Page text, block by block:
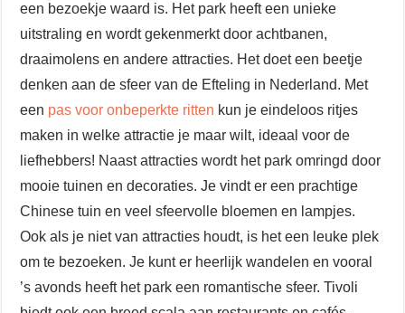
een bezoekje waard is. Het park heeft een unieke
uitstraling en wordt gekenmerkt door achtbanen,
draaimolens en andere attracties. Het doet een beetje
denken aan de sfeer van de Efteling in Nederland. Met
een pas voor onbeperkte ritten kun je eindeloos ritjes
maken in welke attractie je maar wilt, ideaal voor de
liefhebbers! Naast attracties wordt het park omringd door
mooie tuinen en decoraties. Je vindt er een prachtige
Chinese tuin en veel sfeervolle bloemen en lampjes.
Ook als je niet van attracties houdt, is het een leuke plek
om te bezoeken. Je kunt er heerlijk wandelen en vooral
’s avonds heeft het park een romantische sfeer. Tivoli